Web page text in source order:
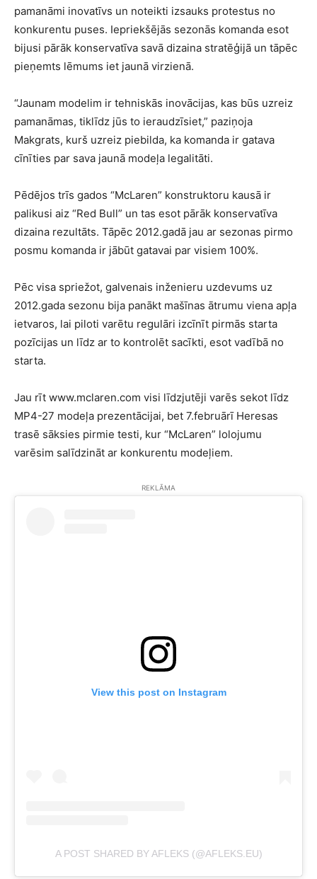
pamanāmi inovatīvs un noteikti izsauks protestus no
konkurentu puses. Iepriekšējās sezonās komanda esot
bijusi pārāk konservatīva savā dizaina stratēģijā un tāpēc
pieņemts lēmums iet jaunā virzienā.
“Jaunam modelim ir tehniskās inovācijas, kas būs uzreiz
pamanāmas, tiklīdz jūs to ieraudzīsiet,” paziņoja
Makgrats, kurš uzreiz piebilda, ka komanda ir gatava
cīnīties par sava jaunā modeļa legalitāti.
Pēdējos trīs gados “McLaren” konstruktoru kausā ir
palikusi aiz “Red Bull” un tas esot pārāk konservatīva
dizaina rezultāts. Tāpēc 2012.gadā jau ar sezonas pirmo
posmu komanda ir jābūt gatavai par visiem 100%.
Pēc visa spriežot, galvenais inženieru uzdevums uz
2012.gada sezonu bija panākt mašīnas ātrumu viena apļa
ietvaros, lai piloti varētu regulāri izcīnīt pirmās starta
pozīcijas un līdz ar to kontrolēt sacīkti, esot vadībā no
starta.
Jau rīt www.mclaren.com visi līdzjutēji varēs sekot līdz
MP4-27 modeļa prezentācijai, bet 7.februārī Heresas
trasē sāksies pirmie testi, kur “McLaren” lolojumu
varēsim salīdzināt ar konkurentu modeļiem.
REKLĀMA
View this post on Instagram
A POST SHARED BY AFLEKS (@AFLEKS.EU)